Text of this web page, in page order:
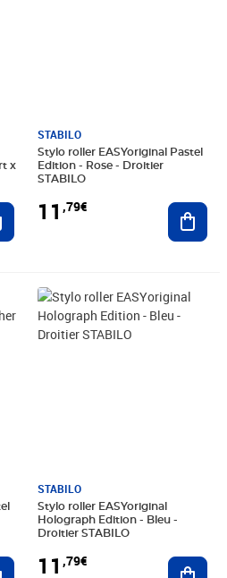
x
Ajouter au panier
STABILO
Stylo roller EASYoriginal Pastel
Edition - Rose - Droitier
STABILO
11 ,79€
Ajouter au panier
STABILO
Stylo roller EASYoriginal
Holograph Edition - Bleu -
Droitier STABILO
11 ,79€
Prix 11,79€